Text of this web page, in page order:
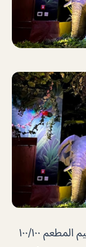
Rainforest Cafe Restaurant دبي تقيم المطعم ١٠٠/١٠٠